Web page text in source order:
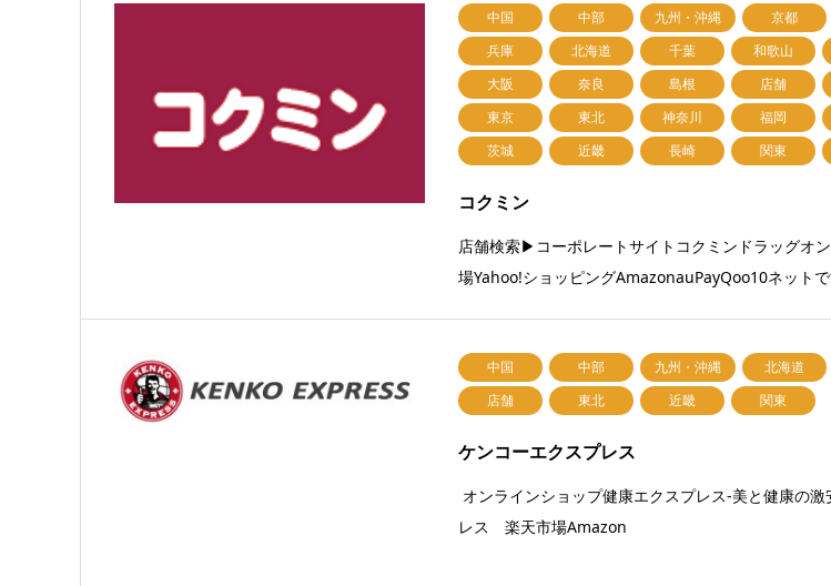
中国 中部 九州・沖縄 京都
兵庫
北海道 千葉 和歌山
大阪
奈良 島根 店舗
東京
東北 神奈川 福岡
茨城
近畿 長崎 関東
コクミン
店舗検索▶コーポレートサイトコクミンドラッグオ
場Yahoo!ショッピングAmazonauPayQoo10ネット
中国 中部 九州・沖縄 北海道
店舗
東北 近畿 関東
ケンコーエクスプレス
オンラインショップ健康エクスプレス-美と健康の
レス 楽天市場Amazon